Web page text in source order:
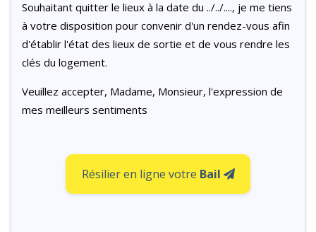
Souhaitant quitter le lieux à la date du ../../...., je me tiens
à votre disposition pour convenir d'un rendez-vous afin
d'établir l'état des lieux de sortie et de vous rendre les
clés du logement.
Veuillez accepter, Madame, Monsieur, l'expression de
mes meilleurs sentiments
Résilier en ligne votre Bail